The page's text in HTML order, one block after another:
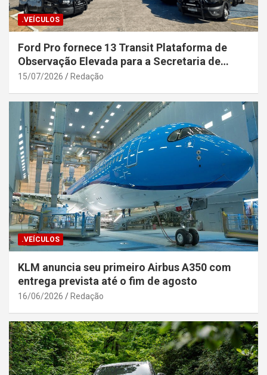
.VEÍCULOS
Ford Pro fornece 13 Transit Plataforma de
Observação Elevada para a Secretaria de
Segurança Pública da Bahia
15/07/2026 Redação
.VEÍCULOS
KLM anuncia seu primeiro Airbus A350 com
entrega prevista até o fim de agosto
16/06/2026 Redação